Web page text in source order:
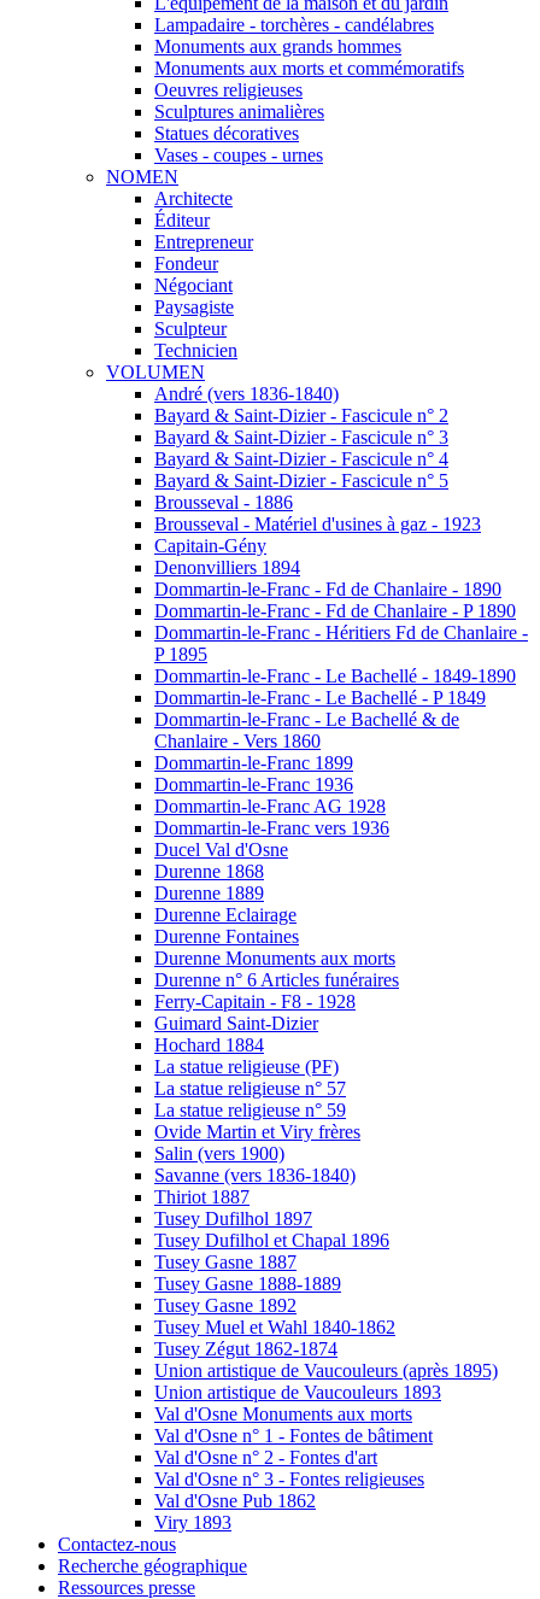
Lampadaire - torchères - candélabres
Monuments aux grands hommes
Monuments aux morts et commémoratifs
Oeuvres religieuses
Sculptures animalières
Statues décoratives
Vases - coupes - urnes
NOMEN
Architecte
Éditeur
Entrepreneur
Fondeur
Négociant
Paysagiste
Sculpteur
Technicien
VOLUMEN
André (vers 1836-1840)
Bayard & Saint-Dizier - Fascicule n° 2
Bayard & Saint-Dizier - Fascicule n° 3
Bayard & Saint-Dizier - Fascicule n° 4
Bayard & Saint-Dizier - Fascicule n° 5
Brousseval - 1886
Brousseval - Matériel d'usines à gaz - 1923
Capitain-Gény
Denonvilliers 1894
Dommartin-le-Franc - Fd de Chanlaire - 1890
Dommartin-le-Franc - Fd de Chanlaire - P 1890
Dommartin-le-Franc - Héritiers Fd de Chanlaire -
P 1895
Dommartin-le-Franc - Le Bachellé - 1849-1890
Dommartin-le-Franc - Le Bachellé - P 1849
Dommartin-le-Franc - Le Bachellé & de
Chanlaire - Vers 1860
Dommartin-le-Franc 1899
Dommartin-le-Franc 1936
Dommartin-le-Franc AG 1928
Dommartin-le-Franc vers 1936
Ducel Val d'Osne
Durenne 1868
Durenne 1889
Durenne Eclairage
Durenne Fontaines
Durenne Monuments aux morts
Durenne n° 6 Articles funéraires
Ferry-Capitain - F8 - 1928
Guimard Saint-Dizier
Hochard 1884
La statue religieuse (PF)
La statue religieuse n° 57
La statue religieuse n° 59
Ovide Martin et Viry frères
Salin (vers 1900)
Savanne (vers 1836-1840)
Thiriot 1887
Tusey Dufilhol 1897
Tusey Dufilhol et Chapal 1896
Tusey Gasne 1887
Tusey Gasne 1888-1889
Tusey Gasne 1892
Tusey Muel et Wahl 1840-1862
Tusey Zégut 1862-1874
Union artistique de Vaucouleurs (après 1895)
Union artistique de Vaucouleurs 1893
Val d'Osne Monuments aux morts
Val d'Osne n° 1 - Fontes de bâtiment
Val d'Osne n° 2 - Fontes d'art
Val d'Osne n° 3 - Fontes religieuses
Val d'Osne Pub 1862
Viry 1893
Contactez-nous
Recherche géographique
Ressources presse